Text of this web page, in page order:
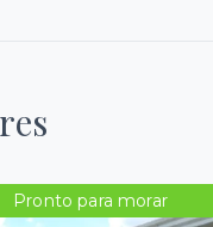
Pronto para morar